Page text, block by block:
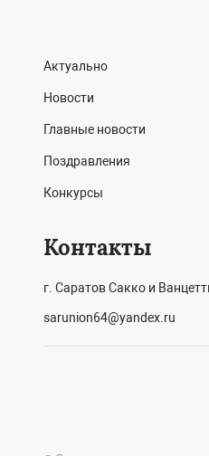
Актуально
Новости
Главные новости
Поздравления
Конкурсы
Контакты
г. Саратов Сакко и
sarunion64@yandex.ru